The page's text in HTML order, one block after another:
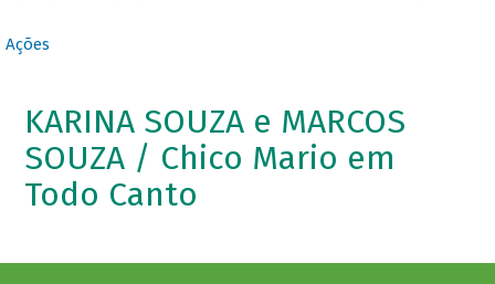
Ações
KARINA SOUZA e MARCOS
SOUZA / Chico Mario em
Todo Canto